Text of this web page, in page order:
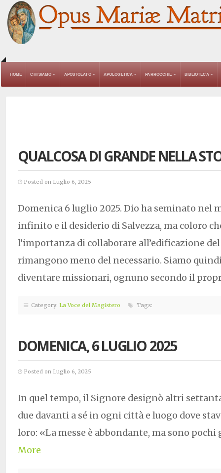
HOME CHI SIAMO APOSTOLATO APOLOGETICA PARROCCHIE BIBLIOTECA
QUALCOSA DI GRANDE NELLA
Posted on Luglio 6, 2025
Domenica 6 luglio 2025. Dio ha seminato nel
infinito e il desiderio di Salvezza, ma coloro
l’importanza di collaborare all’edificazione
rimangono meno del necessario. Siamo
diventare missionari, ognuno secondo il
Category: La Voce del Magistero Tags:
DOMENICA, 6 LUGLIO 2025
Posted on Luglio 6, 2025
In quel tempo, il Signore designò altri
due davanti a sé in ogni città e luogo dove
loro: «La messe è abbondante, ma sono
More